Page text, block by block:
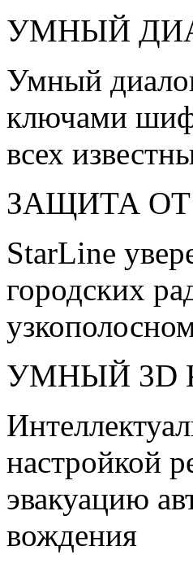
УМНЫЙ
Умный
ключами
всех
ЗАЩИТА
StarLine
городских
УМНЫЙ 3D
настройкой
эвакуацию
вождения